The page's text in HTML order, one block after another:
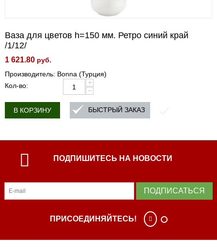
Ваза для цветов h=150 мм. Ретро синий край
/1/12/
1 621.80 руб.
Производитель: Bonna (Турция)
Кол-во:
+
−
В КОРЗИНУ БЫСТРЫЙ ЗАКАЗ
ПОДПИШИТЕСЬ НА НОВОСТИ
ПОДПИСАТЬСЯ
ПРИСОЕДИНЯЙТЕСЬ!